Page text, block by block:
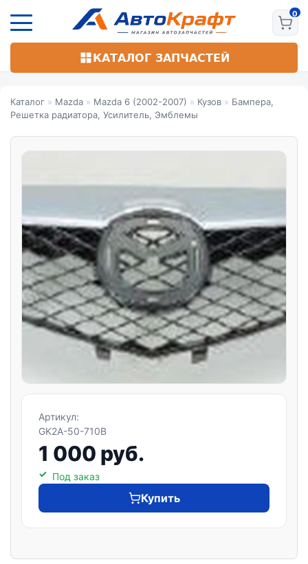
основному
КАТАЛОГ ЗАПЧАСТЕЙ
Каталог » Mazda » Mazda 6 (2002-2007) » Кузов » Бампера,
Решетка радиатора, Усилитель, Эмблемы
Артикул:
GK2A-50-710B
1 000 руб.
Под заказ
Купить